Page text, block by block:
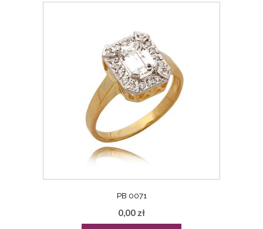
PB 0071
0,00 zł